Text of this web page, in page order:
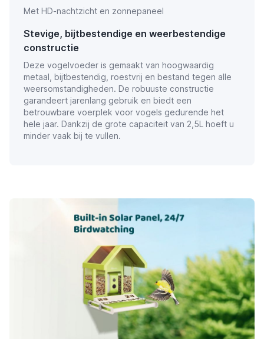
Met HD-nachtzicht en zonnepaneel
Stevige, bijtbestendige en weerbestendige
constructie
Deze vogelvoeder is gemaakt van hoogwaardig
metaal, bijtbestendig, roestvrij en bestand tegen alle
weersomstandigheden. De robuuste constructie
garandeert jarenlang gebruik en biedt een
betrouwbare voerplek voor vogels gedurende het
hele jaar. Dankzij de grote capaciteit van 2,5L hoeft u
minder vaak bij te vullen.